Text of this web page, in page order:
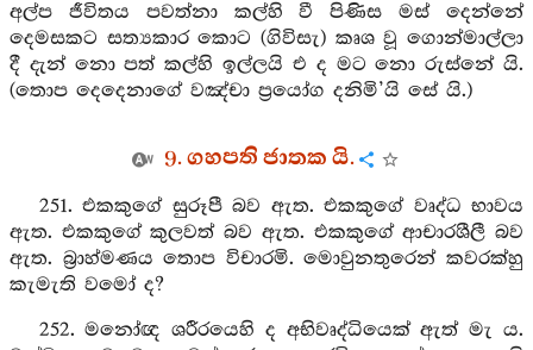
අල්ප ජීවිතය පවත්නා කල්හි වී පිණිස මස් දෙන්නේ
දෙමසකට සත්‍යකාර කොට (ගිවිසැ) කෘශ වූ ගොන්මාල්ලා
දී දැන් නො පත් කල්හි ඉල්ලයි එ ද මට නො රුස්නේ යි.
(තොප දෙදෙනාගේ වඤ්චා ප්‍රයෝග දනිමි’යි සේ යි.)
9. ගහපති ජාතක යි.
251. එකකුගේ සුරූපී බව ඇත. එකකුගේ වෘද්ධ භාවය
ඇත. එකකුගේ කුලවත් බව ඇත. එකකුගේ ආචාරශීලී බව
ඇත. බ්‍රාහ්මණය තොප විචාරමි. මොවුනතුරෙන් කවරක්හු
කැමැති වමෝ ද?
252. මනෝඥ ශරීරයෙහි ද අභිවෘද්ධියෙක් ඇත් මැ ය.